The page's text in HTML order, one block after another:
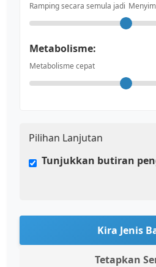
Ramping secara semula jadi
Metabolisme:
Metabolisme cepat
Pilihan Lanjutan
Tunjukkan butiran
Kira Jenis
Tetapkan